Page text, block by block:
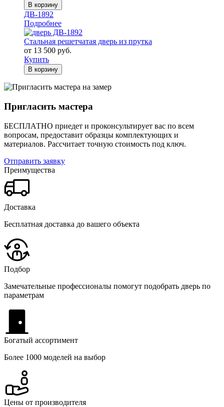
В корзину
ДВ-1892
Подробнее
Стальная решетчатая дверь из прутка
от 13 500 руб.
Купить
В корзину
Пригласить мастера
БЕСПЛАТНО приедет и проконсультирует вас по всем
вопросам, предоставит образцы комплектующих и
материалов. Рассчитает точную стоимость под ключ.
Отправить заявку
Преимущества
Доставка
Бесплатная доставка до вашего объекта
Подбор
Замечательные профессионалы помогут подобрать дверь по
параметрам
Богатый ассортимент
Более 1000 моделей на выбор
Цены от производителя